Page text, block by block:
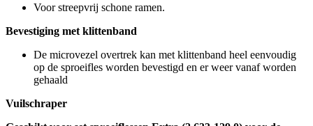
Voor streepvrij schone ramen.
Bevestiging met klittenband
De microvezel overtrek kan met klittenband heel eenvoudig
op de sproeifles worden bevestigd en er weer vanaf worden
gehaald
Vuilschraper